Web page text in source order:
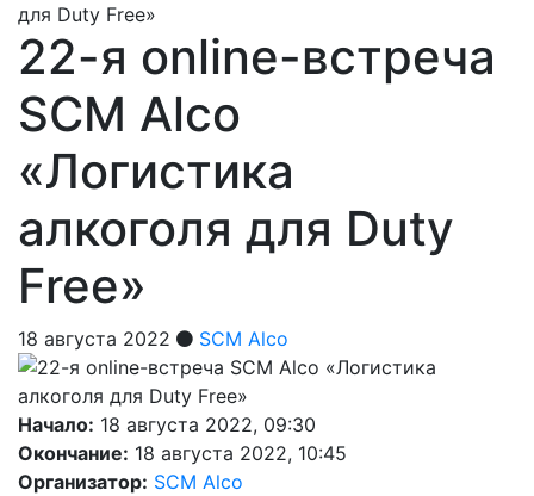
для Duty Free»
22-я online-встреча
SCM Alco
«Логистика
алкоголя для Duty
Free»
18 августа 2022 SCM Alco
Начало: 18 августа 2022, 09:30
Окончание: 18 августа 2022, 10:45
Организатор: SCM Alco